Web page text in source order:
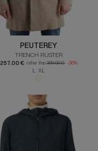
PEUTEREY
TRENCH RUSTER
257.00 € rather than399.00 € -36%
L XL